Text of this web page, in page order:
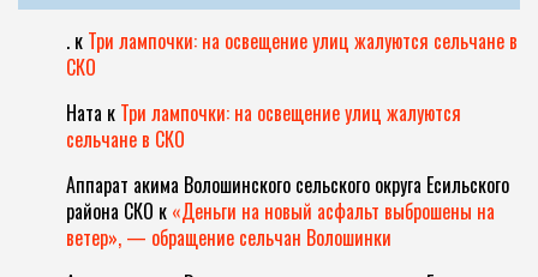
. к Три лампочки: на освещение улиц жалуются сельчане в
СКО
Ната к Три лампочки: на освещение улиц жалуются
сельчане в СКО
Аппарат акима Волошинского сельского округа Есильского
района СКО к «Деньги на новый асфальт выброшены на
ветер», — обращение сельчан Волошинки